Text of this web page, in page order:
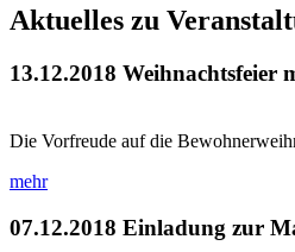
Aktuelles zu
13.12.2018 Weihnachtsfeier
Die Vorfreude auf die
mehr
07.12.2018 Einladung zur